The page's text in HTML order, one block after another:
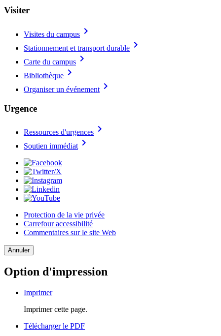
Visiter
Visites du campus chevron_right
Stationnement et transport durable chevron_right
Carte du campus chevron_right
Bibliothèque chevron_right
Organiser un événement chevron_right
Urgence
Ressources d'urgences chevron_right
Soutien immédiat chevron_right
Protection de la vie privée
Carrefour accessibilité
Commentaires sur le site Web
Annuler
Option d'impression
Imprimer
Imprimer cette page.
Télécharger le PDF